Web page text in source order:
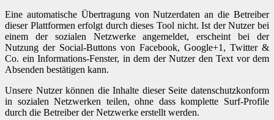
Eine automatische Übertragung von Nutzerdaten an die Betreiber
dieser Plattformen erfolgt durch dieses Tool nicht. Ist der Nutzer bei
einem der sozialen Netzwerke angemeldet, erscheint bei der
Nutzung der Social-Buttons von Facebook, Google+1, Twitter &
Co. ein Informations-Fenster, in dem der Nutzer den Text vor dem
Absenden bestätigen kann.
Unsere Nutzer können die Inhalte dieser Seite datenschutzkonform
in sozialen Netzwerken teilen, ohne dass komplette Surf-Profile
durch die Betreiber der Netzwerke erstellt werden.